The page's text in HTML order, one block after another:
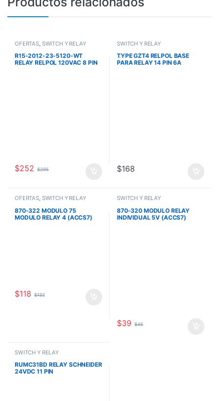
OFERTAS SWITCH Y RELAY
R15-2012-23-5120-WT
RELAY RELPOL 120VAC 8 PIN
$252 $295
SWITCH Y RELAY
TYPE GZT4 RELPOL BASE
PARA RELAY 14 PIN 6A
$168
OFERTAS, SWITCH Y RELAY
870-322 MODULO 75
MODULO RELAY 4 (ACCS7)
$118 $132
SWITCH Y RELAY
870-320 MODULO RELAY
INDIVIDUAL 5V (ACCS7)
$39 $45
SWITCH Y RELAY
RUMC31BD RELAY SCHNEIDER
24VDC 11 PIN